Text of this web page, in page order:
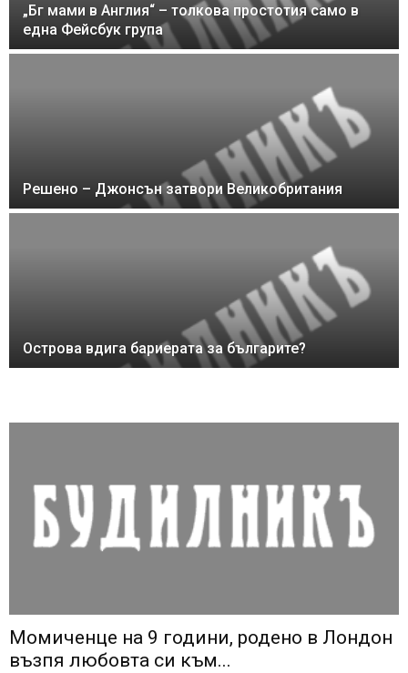
„Бг мами в Англия“ – толкова простотия само в
една Фейсбук група
Решено – Джонсън затвори Великобритания
Острова вдига бариерата за българите?
Момиченце на 9 години, родено в Лондон
възпя любовта си към...